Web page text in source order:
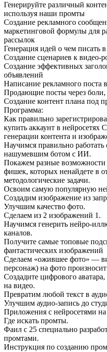
Генерируйте различный
используя наши промты
Создание рекламного
маркетинговой формулы для
рассылок
Генерация идей о чем писать
Создание сценариев к видео-
Создание эффективных
объявлений
Написание рекламного поста
Продающие посты через
Создание контент плана под
Программа:
Как правильно
купить аккаунт в нейросетях
генерации контента и
Научимся правильно
нашумевшим ботом с ИИ.
Покажем разные
фишек, которых ненайдете в
методологические задачи.
Освоим самую популярную
Создадим изображение из
Улучшим качество фото.
Сделаем из 2 изображений 1.
Научимся генерить нейро-
каналов.
Получите самые топовые
фантастических изображений
Сделаем «ожившее фото» —
персонаж) на фото
Создадите цифрового
на видео.
Превратим любой текст в
Улучшим аудио-запись до
Приложения с нейросетями
Где искать промты.
Фаил с 25 специально
промтами.
Инструкция по созданию